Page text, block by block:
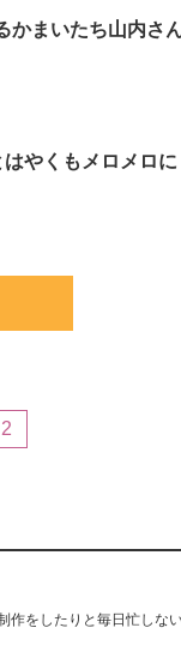
まいたち山内さ
はやくもメロメロ
2
作をしたりと毎日忙しな